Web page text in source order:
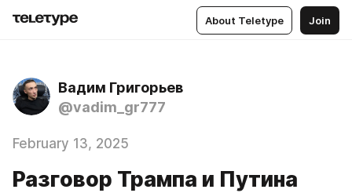
About Teletype Join
Вадим Григорьев
@vadim_gr777
February 13, 2025
Разговор Трампа и Путина